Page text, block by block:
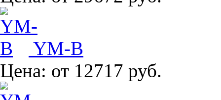
YM-B
Цена: от 12717 руб.